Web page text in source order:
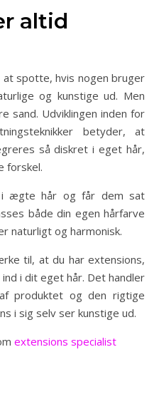
altid
spotte, hvis nogen bruger
og kunstige ud. Men
sand. Udviklingen inden for
betyder, at
så diskret i eget hår,
forskel.
i ægte hår og får dem sat
både din egen hårfarve
naturligt og harmonisk.
til, at du har extensions,
i dit eget hår. Det handler
produktet og den rigtige
i sig selv ser kunstige ud.
extensions specialist